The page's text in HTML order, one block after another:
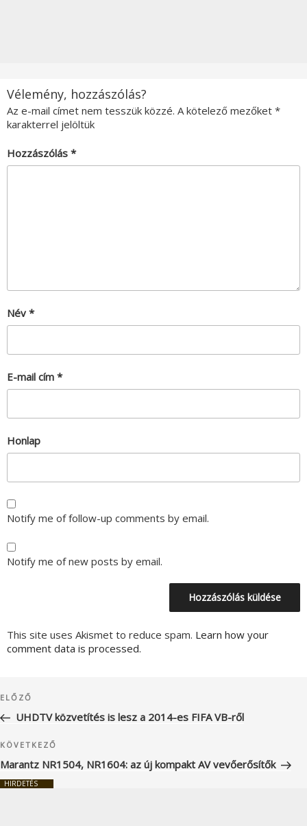
Vélemény, hozzászólás?
Az e-mail címet nem tesszük közzé. A kötelező mezőket *
karakterrel jelöltük
Hozzászólás *
Név *
E-mail cím *
Honlap
Notify me of follow-up comments by email.
Notify me of new posts by email.
This site uses Akismet to reduce spam. Learn how your
comment data is processed.
navigáció
Korábbi
bejegyzés
ELŐZŐ
UHDTV közvetítés is lesz a 2014-es FIFA VB-ről
Következő
bejegyzés
KÖVETKEZŐ
Marantz NR1504, NR1604: az új kompakt AV vevőerősítők
HIRDETÉS